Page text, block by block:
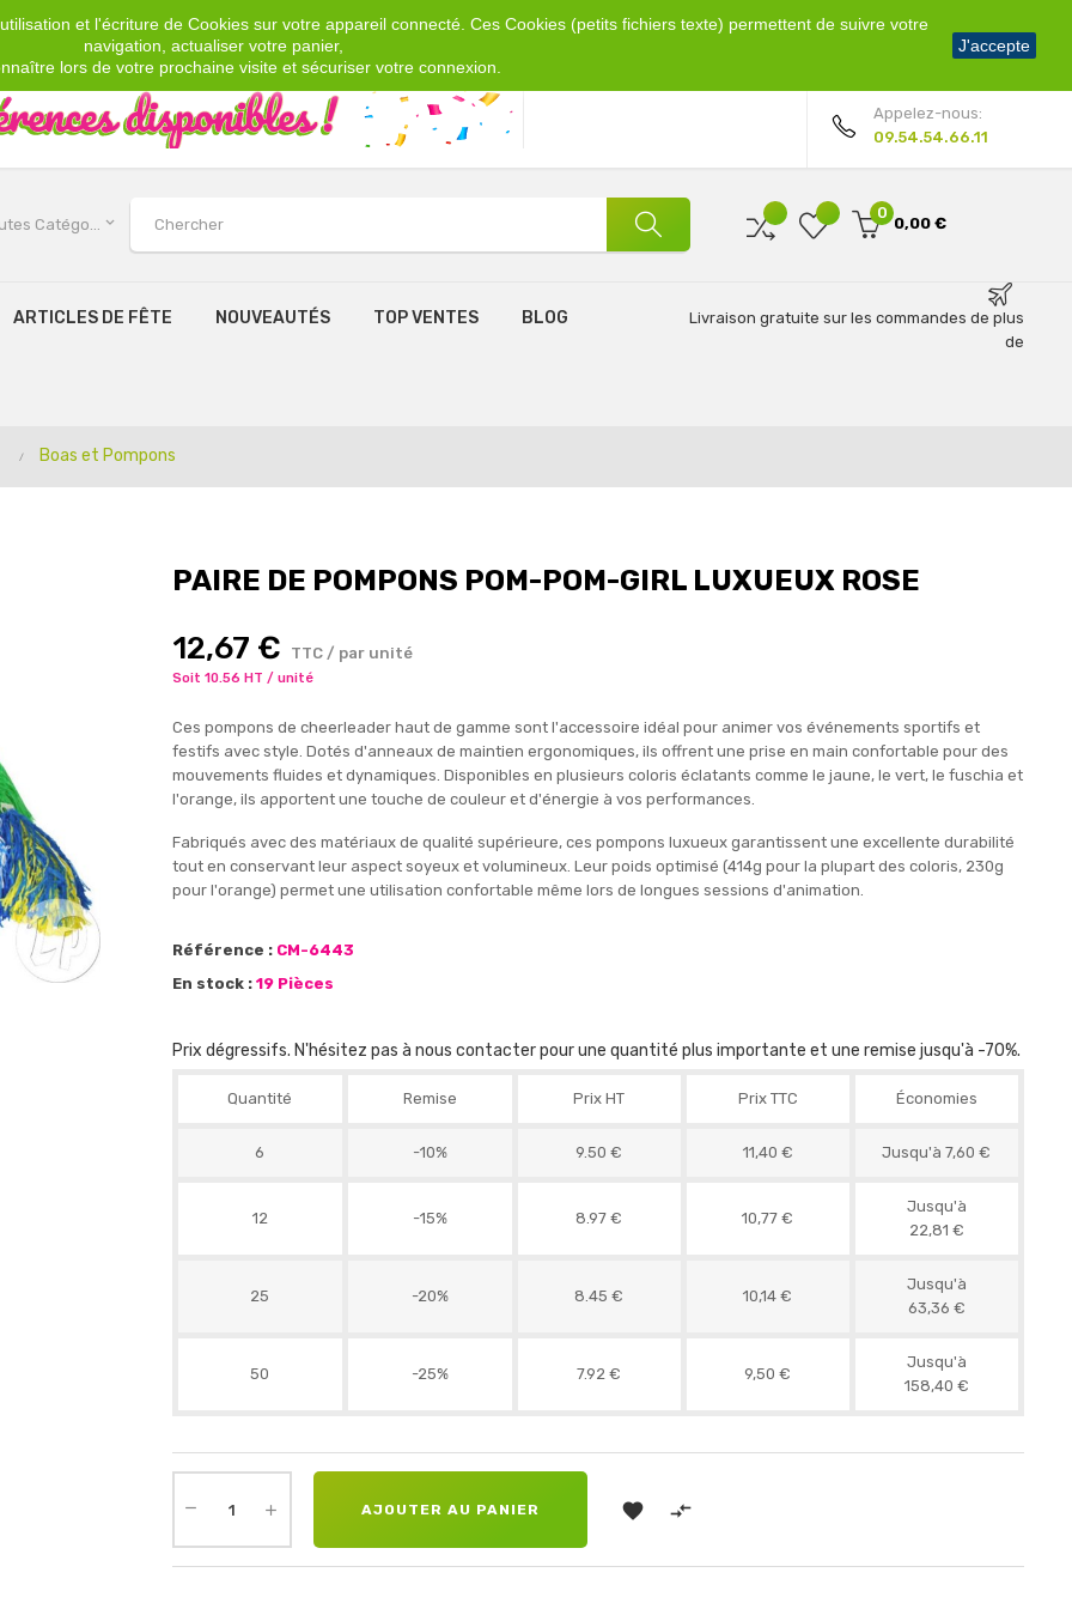
et l'écriture de Cookies sur votre appareil connecté. Ces Cookies (petits fichiers texte) permettent de suivre votre
navigation, actualiser votre panier,
lors de votre prochaine visite et sécuriser votre connexion.
J'accepte
Bienvenue !
Mon compte
Appelez-nous:
09.54.54.66.11
Toutes Catégories keyboard_arrow_down
0
0,00 €
ARTICLES DE FÊTE NOUVEAUTÉS TOP VENTES BLOG
Livraison gratuite sur les commandes de plus
de
Boas et Pompons
PAIRE DE POMPONS POM-POM-GIRL LUXUEUX ROSE
12,67 € TTC / par unité
Soit 10.56 HT / unité
Ces pompons de cheerleader haut de gamme sont l'accessoire idéal pour animer vos événements sportifs et
festifs avec style. Dotés d'anneaux de maintien ergonomiques, ils offrent une prise en main confortable pour des
mouvements fluides et dynamiques. Disponibles en plusieurs coloris éclatants comme le jaune, le vert, le fuschia et
l'orange, ils apportent une touche de couleur et d'énergie à vos performances.
Fabriqués avec des matériaux de qualité supérieure, ces pompons luxueux garantissent une excellente durabilité
tout en conservant leur aspect soyeux et volumineux. Leur poids optimisé (414g pour la plupart des coloris, 230g
pour l'orange) permet une utilisation confortable même lors de longues sessions d'animation.
Référence : CM-6443
En stock : 19 Pièces
Prix dégressifs. N'hésitez pas à nous contacter pour une quantité plus importante et une remise jusqu'à -70%.
Quantité Remise Prix HT Prix TTC Économies
6 -10% 9.50 € 11,40 € Jusqu'à 7,60 €
12 -15% 8.97 € 10,77 €
Jusqu'à
22,81 €
25 -20% 8.45 € 10,14 €
Jusqu'à
63,36 €
50 -25% 7.92 € 9,50 €
Jusqu'à
158,40 €
AJOUTER AU PANIER  